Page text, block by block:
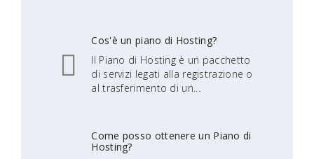
Cos'è un piano di Hosting?
Il Piano di Hosting è un pacchetto
di servizi legati alla registrazione o
al trasferimento di un...
Come posso ottenere un Piano di
Hosting?